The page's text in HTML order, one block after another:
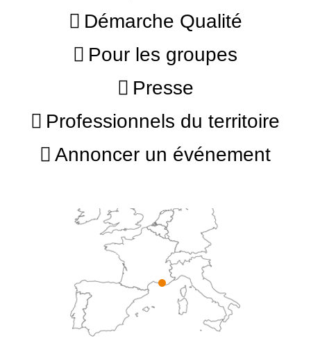
Démarche Qualité
Pour les groupes
Presse
Professionnels du territoire
Annoncer un événement